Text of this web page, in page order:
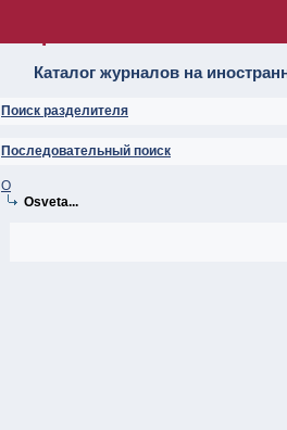
Каталог журналов на
Поиск разделителя
Последовательный поиск
O
Osveta...